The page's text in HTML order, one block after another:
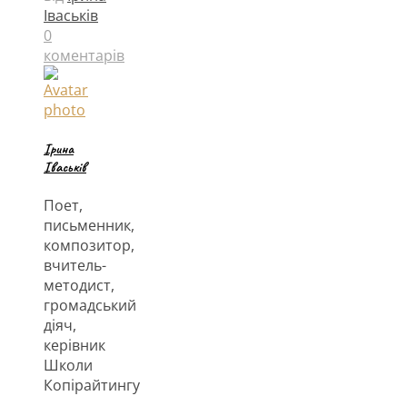
Іваськів
0
коментарів
Ірина
Іваськів
Поет,
письменник,
композитор,
вчитель-
методист,
громадський
діяч,
керівник
Школи
Копірайтингу